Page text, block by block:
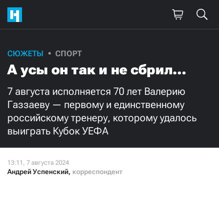
СЮЖЕТЫ СПОРТ
А усы он так и не сбрил…
7 августа исполняется 70 лет Валерию
Газзаеву — первому и единственному
российскому тренеру, которому удалось
выиграть Кубок УЕФА
Андрей Успенский, корреспондент
Поддержите
нашу работу!
Ежемесячно Разово
3000 1000